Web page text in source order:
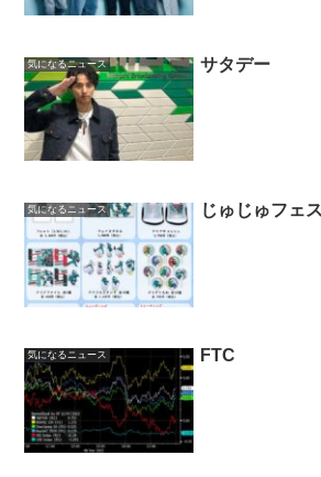
気になるニュース サタデー
気になるニュース じゅじゅフェス
気になるニュース FTC